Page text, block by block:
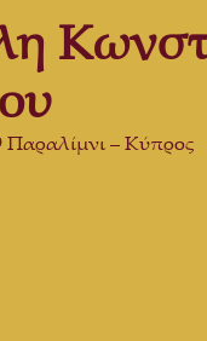
Παραλίμνι – Κύπρος